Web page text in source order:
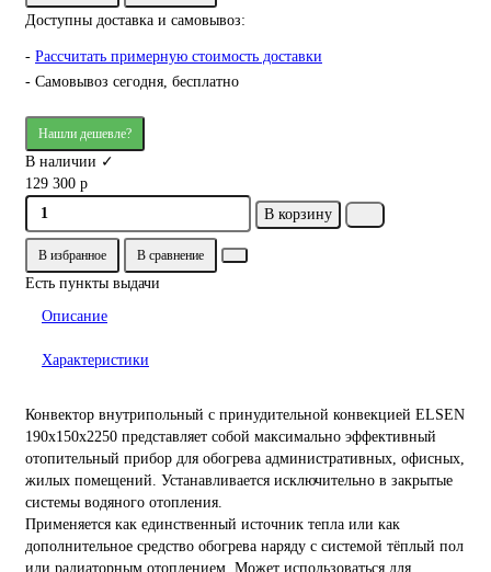
Доступны доставка и самовывоз:
- Рассчитать примерную стоимость доставки
- Самовывоз сегодня, бесплатно
Нашли дешевле?
В наличии ✓
129 300 р
В корзину
В избранное В сравнение
Есть пункты выдачи
Описание
Характеристики
Конвектор внутрипольный с принудительной конвекцией ELSEN
190х150х2250 представляет собой максимально эффективный
отопительный прибор для обогрева административных, офисных,
жилых помещений. Устанавливается исключительно в закрытые
системы водяного отопления.
Применяется как единственный источник тепла или как
дополнительное средство обогрева наряду с системой тёплый пол
или радиаторным отоплением. Может использоваться для